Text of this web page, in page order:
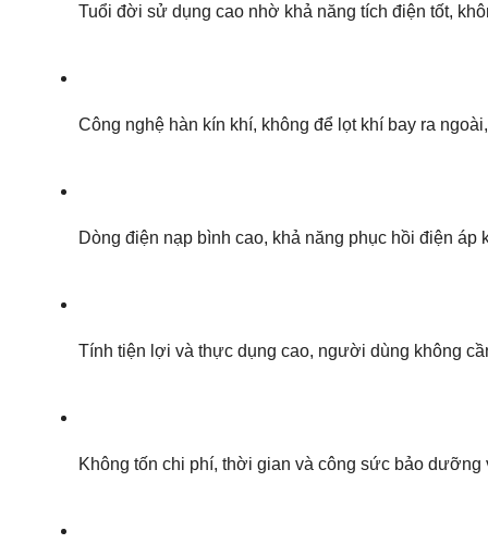
Tuổi đời sử dụng cao nhờ khả năng tích điện tốt,
Công nghệ hàn kín khí, không để lọt khí bay ra
Dòng điện nạp bình cao, khả năng phục hồi điện áp
Tính tiện lợi và thực dụng cao, người dùng không
Không tốn chi phí, thời gian và công sức bảo